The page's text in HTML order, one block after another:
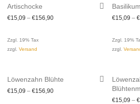
Artischocke
€15,09 – €156,90
Zzgl. 19% Tax
zzgl. Versand
Basilikum
€15,09 – €
Zzgl. 19%
zzgl.
Löwenzahn Blühte
€15,09 – €156,90
€15,09 – €